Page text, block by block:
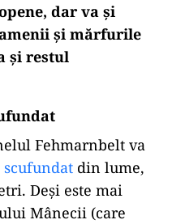
dar va și
și mărfurile
și restul
Fehmarnbelt va
din lume,
Deși este mai
Mânecii (care